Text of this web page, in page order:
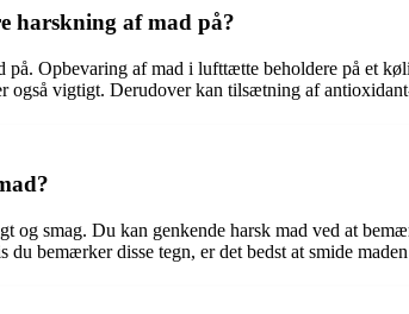
harskning af mad på?
Opbevaring af mad i lufttætte beholdere på et
også vigtigt. Derudover kan tilsætning af
og smag. Du kan genkende harsk mad ved at
bemærker disse tegn, er det bedst at smide